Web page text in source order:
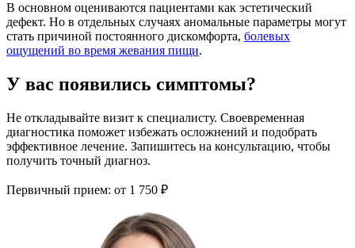
В основном оцениваются пациентами как эстетический
дефект. Но в отдельных случаях аномальные параметры могут
стать причиной постоянного дискомфорта, болевых
ощущений во время жевания пищи.
У вас появились симптомы?
Не откладывайте визит к специалисту. Своевременная
диагностика поможет избежать осложнений и подобрать
эффективное лечение. Запишитесь на консультацию, чтобы
получить точный диагноз.
Первичный прием: от 1 750 ₽